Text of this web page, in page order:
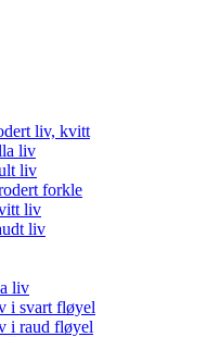
liv, kvitt
liv
liv
forkle
liv
liv
liv
i svart fløyel
i raud fløyel